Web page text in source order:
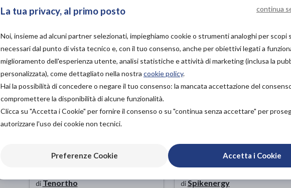
Tutore dinamico
diTenortho
SPIKENERGY ELBOW
Gomitiera
diSpikenergy
La tua privacy, al primo posto continua
Noi, insieme ad alcuni partner selezionati, impieghiamo cookie o strumenti analoghi per
necessari dal punto di vista tecnico e, con il tuo consenso, anche per obiettivi legati a
miglioramento dell'esperienza utente, analisi statistiche e attività di marketing (inclusa la
personalizzata), come dettagliato nella nostra cookie policy.
Hai la possibilità di concedere o negare il tuo consenso: la mancata accettazione del
compromettere la disponibilità di alcune funzionalità.
Clicca su "Accetta i Cookie" per fornire il consenso o su "continua senza accettare" per
autorizzare l'uso dei cookie non tecnici.
Preferenze Cookie Accetta i Cookie